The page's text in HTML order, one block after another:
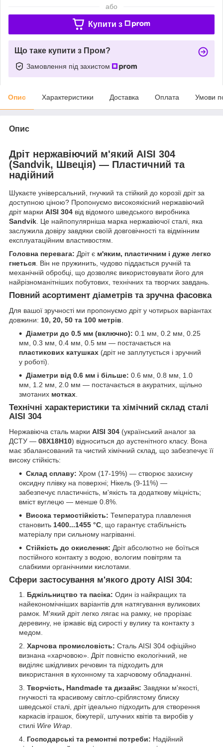
або
Купити з
Що таке купити з Пром?
Замовлення під захистом
Опис Характеристики Доставка Оплата Умови
Опис
Дріт нержавіючий м'який AISI 304
(Sandvik, Швеція) — Пластичний та
надійний
Шукаєте універсальний, гнучкий та стійкий до корозії дріт за
доступною ціною? Пропонуємо високоякісний нержавіючий
дріт марки AISI 304 від відомого шведського виробника
Sandvik . Це найпопулярніша марка нержавіючої сталі, яка
заслужила довіру завдяки своїй довговічності та відмінним
експлуатаційним властивостям.
Головна перевага: Дріт є м'яким, пластичним і дуже легко
гнеться . Він не пружинить, чудово піддається ручній та
механічній обробці, що дозволяє використовувати його для
найрізноманітніших побутових, технічних та творчих завдань.
Повний асортимент діаметрів та зручна фасовка
Для вашої зручності ми пропонуємо дріт у чотирьох варіантах
довжини: 10, 20, 50 та 100 метрів
Діаметри до 0.5 мм (включно): 0.1 мм, 0.2 мм, 0.25
мм, 0.3 мм, 0.4 мм, 0.5 мм — постачається на
пластикових катушках (дріт не заплутується і зручний
у роботі).
Діаметри від 0.6 мм і більше: 0.6 мм, 0.8 мм, 1.0
мм, 1.2 мм, 2.0 мм — постачається в акуратних, щільно
змотаних мотках
Технічні характеристики та хімічний склад сталі
AISI 304
Нержавіюча сталь марки AISI 304 (український аналог за
ДСТУ — 08Х18Н10) відноситься до аустенітного класу. Вона
має збалансований та чистий хімічний склад, що забезпечує її
високу стійкість:
Склад сплаву: Хром (17-19%) — створює захисну
оксидну плівку на поверхні; Нікель (9-11%) —
забезпечує пластичність, м'якість та додаткову міцність;
вміст вуглецю — менше 0.8%.
Висока термостійкість: Температура плавлення
становить 1400...1455 °C , що гарантує стабільність
матеріалу при сильному нагріванні.
Стійкість до окислення: Дріт абсолютно не боїться
постійного контакту з водою, вологим повітрям та
слабкими органічними кислотами.
Сфери застосування м'якого дроту AISI 304:
Бджільництво та пасіка: Один із найкращих та
найекономічніших варіантів для натягування вуликових
рамок. М'який дріт легко лягає на рамку, не прорізає
деревину, не іржавіє від сирості у вулику та контакту з
медом.
Харчова промисловість: Сталь AISI 304 офіційно
визнана «харчовою». Дріт повністю екологічний, не
виділяє шкідливих речовин та підходить для
використання в кухонному та харчовому обладнанні.
Творчість, Handmade та дизайн: Завдяки м'якості,
гнучкості та красивому світло-сріблястому блиску
шведської сталі, дріт ідеально підходить для створення
каркасів іграшок, біжутерії, штучних квітів та виробів у
стилі Wire Wrap.
Господарські та ремонтні потреби: Надійний